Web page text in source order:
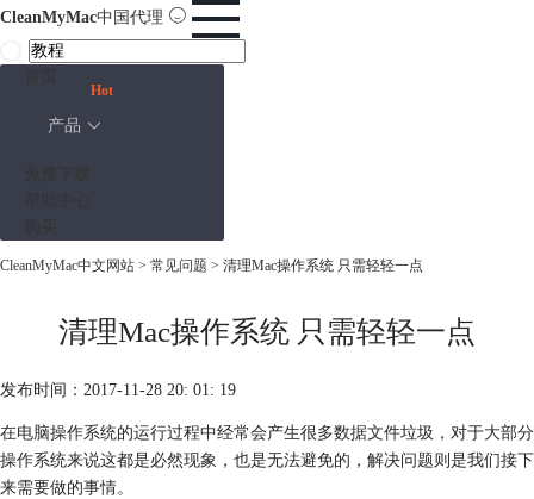
CleanMyMac中国代理
产品
Hot
CleanMyMac中文网站 > 常见问题 > 清理Mac操作系统 只需轻轻一点
清理Mac操作系统 只需轻轻一点
发布时间：2017-11-28 20: 01: 19
在电脑操作系统的运行过程中经常会产生很多数据文件垃圾，对于大部分
操作系统来说这都是必然现象，也是无法避免的，解决问题则是我们接下
来需要做的事情。